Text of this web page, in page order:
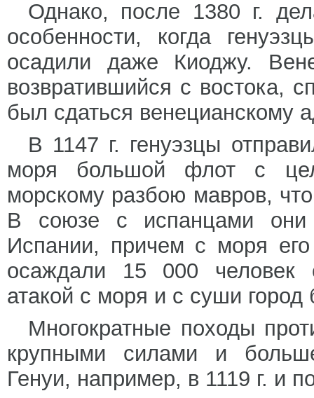
Однако, после 1380 г.
особенности, когда
осадили даже Киоджу.
возвратившийся с востока,
был сдаться венецианскому
В 1147 г. генуэзцы
моря большой флот с
морскому разбою мавров,
В союзе с испанцами
Испании, причем с моря
осаждали 15 000 человек
атакой с моря и с суши
Многократные походы
крупными силами и
Генуи, например, в 1119 г. и